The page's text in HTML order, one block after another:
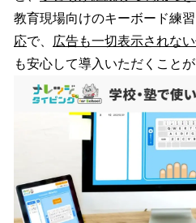
教育現場向けのキーボード練習
応で、 広告も一切表示されな
も安心して導入いただくことが